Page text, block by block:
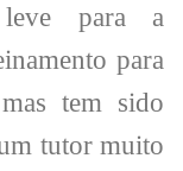
para a
para
tem sido
tutor muito